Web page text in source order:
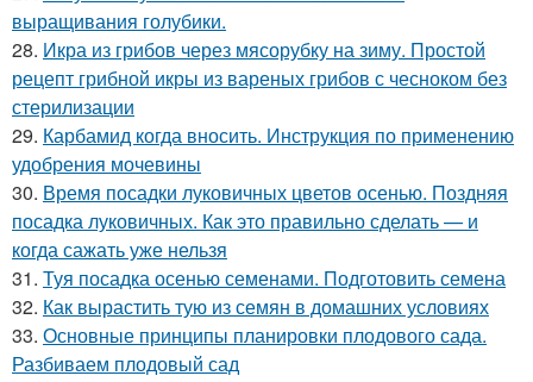
выращивания голубики.
28. Икра из грибов через мясорубку на зиму. Простой
рецепт грибной икры из вареных грибов с чесноком без
стерилизации
29. Карбамид когда вносить. Инструкция по применению
удобрения мочевины
30. Время посадки луковичных цветов осенью. Поздняя
посадка луковичных. Как это правильно сделать — и
когда сажать уже нельзя
31. Туя посадка осенью семенами. Подготовить семена
32. Как вырастить тую из семян в домашних условиях
33. Основные принципы планировки плодового сада.
Разбиваем плодовый сад